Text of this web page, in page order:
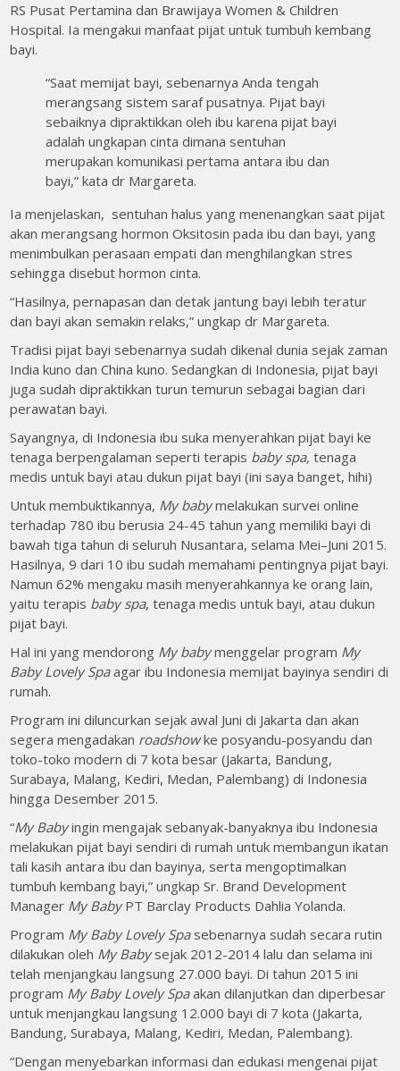
RS Pusat Pertamina dan Brawijaya Women & Children
Hospital. Ia mengakui manfaat pijat untuk tumbuh kembang
bayi.
“Saat memijat bayi, sebenarnya Anda tengah
merangsang sistem saraf pusatnya. Pijat bayi
sebaiknya dipraktikkan oleh ibu karena pijat bayi
adalah ungkapan cinta dimana sentuhan
merupakan komunikasi pertama antara ibu dan
bayi,” kata dr Margareta.
Ia menjelaskan, sentuhan halus yang menenangkan saat pijat
akan merangsang hormon Oksitosin pada ibu dan bayi, yang
menimbulkan perasaan empati dan menghilangkan stres
sehingga disebut hormon cinta.
“Hasilnya, pernapasan dan detak jantung bayi lebih teratur
dan bayi akan semakin relaks,” ungkap dr Margareta.
Tradisi pijat bayi sebenarnya sudah dikenal dunia sejak zaman
India kuno dan China kuno. Sedangkan di Indonesia, pijat bayi
juga sudah dipraktikkan turun temurun sebagai bagian dari
perawatan bayi.
Sayangnya, di Indonesia ibu suka menyerahkan pijat bayi ke
tenaga berpengalaman seperti terapis baby spa, tenaga
medis untuk bayi atau dukun pijat bayi (ini saya banget, hihi)
Untuk membuktikannya, My babymelakukan survei online
terhadap 780 ibu berusia 24-45 tahun yang memiliki bayi di
bawah tiga tahun di seluruh Nusantara, selama Mei–Juni 2015.
Hasilnya, 9 dari 10 ibu sudah memahami pentingnya pijat bayi.
Namun 62% mengaku masih menyerahkannya ke orang lain,
yaitu terapis baby spa, tenaga medis untuk bayi, atau dukun
pijat bayi.
Hal ini yang mendorong My babymenggelar program My
Baby Lovely Spaagar ibu Indonesia memijat bayinya sendiri di
rumah.
Program ini diluncurkan sejak awal Juni di Jakarta dan akan
segera mengadakan roadshowke posyandu-posyandu dan
toko-toko modern di 7 kota besar (Jakarta, Bandung,
Surabaya, Malang, Kediri, Medan, Palembang) di Indonesia
hingga Desember 2015.
“My Babyingin mengajak sebanyak-banyaknya ibu Indonesia
melakukan pijat bayi sendiri di rumah untuk membangun ikatan
tali kasih antara ibu dan bayinya, serta mengoptimalkan
tumbuh kembang bayi,” ungkap Sr. Brand Development
Manager My BabyPT Barclay Products Dahlia Yolanda.
Program My Baby Lovely Spa sebenarnya sudah secara rutin
dilakukan oleh My Babysejak 2012-2014 lalu dan selama ini
telah menjangkau langsung 27.000 bayi. Di tahun 2015 ini
program My Baby Lovely Spaakan dilanjutkan dan diperbesar
untuk menjangkau langsung 12.000 bayi di 7 kota (Jakarta,
Bandung, Surabaya, Malang, Kediri, Medan, Palembang).
“Dengan menyebarkan informasi dan edukasi mengenai pijat